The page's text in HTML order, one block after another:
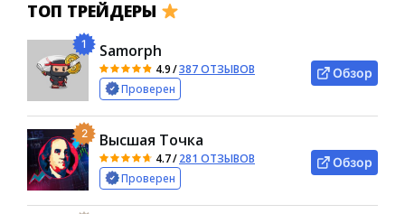
ТОП ТРЕЙДЕРЫ
1 Samorph
4.9/387 ОТЗЫВОВ
Проверен
Обзор
2 Высшая Точка
4.7/281 ОТЗЫВОВ
Проверен
Обзор